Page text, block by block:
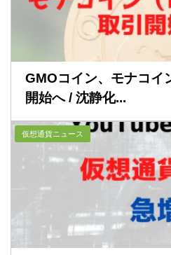
GMOコイン、モナコイ
開始へ / 沈静化...
仮想通貨ニュース